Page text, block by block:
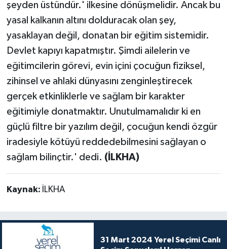
şeyden üstündür.' ilkesine dönüşmelidir. Ancak bu
yasal kalkanın altını dolduracak olan şey,
yasaklayan değil, donatan bir eğitim sistemidir.
Devlet kapıyı kapatmıştır. Şimdi ailelerin ve
eğitimcilerin görevi, evin içini çocuğun fiziksel,
zihinsel ve ahlaki dünyasını zenginleştirecek
gerçek etkinliklerle ve sağlam bir karakter
eğitimiyle donatmaktır. Unutulmamalıdır ki en
güçlü filtre bir yazılım değil, çocuğun kendi özgür
iradesiyle kötüyü reddedebilmesini sağlayan o
sağlam bilinçtir.' dedi. (İLKHA)
Kaynak: İLKHA
31 Mart 2024 Yerel Seçimi Canlı